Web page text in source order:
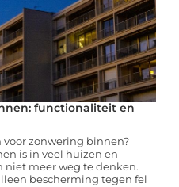
functionaliteit en
voor zonwering binnen?
is in veel huizen en
meer weg te denken.
bescherming tegen fel